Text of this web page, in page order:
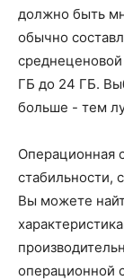
должно быть
обычно
ГБ до 24 ГБ.
больше - тем
Операционная
стабильности,
Вы можете
операционной